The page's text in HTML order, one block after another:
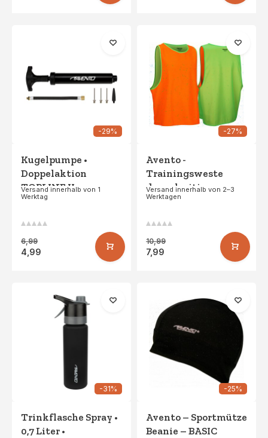
-29%
Kugelpumpe •
Doppelaktion
TOPLINE II •
Schwarz/Weiß
Versand innerhalb von 1
Werktag
6,99
4,99
-27%
Avento -
Trainingsweste
doppelseitig -
SENIOR -
Versand innerhalb von 2–3
Werktagen
10,99
7,99
-31%
Trinkflasche Spray •
0,7 Liter •
-25%
Avento – Sportmütze
Beanie – BASIC